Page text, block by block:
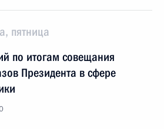
пятница
по итогам совещания
Президента в сфере